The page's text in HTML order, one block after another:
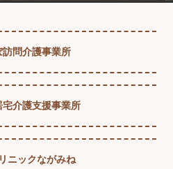
訪問介護事業所
宅介護支援事業所
ニックながみね